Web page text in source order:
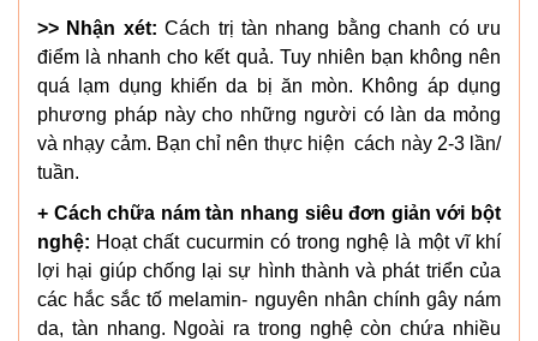
>> Nhận xét: Cách trị tàn nhang bằng chanh có ưu
điểm là nhanh cho kết quả. Tuy nhiên bạn không nên
quá lạm dụng khiến da bị ăn mòn. Không áp dụng
phương pháp này cho những người có làn da mỏng
và nhạy cảm. Bạn chỉ nên thực hiện cách này 2-3 lần/
tuần.
+ Cách chữa nám tàn nhang siêu đơn giản với bột
nghệ: Hoạt chất cucurmin có trong nghệ là một vĩ khí
lợi hại giúp chống lại sự hình thành và phát triển của
các hắc sắc tố melamin- nguyên nhân chính gây nám
da, tàn nhang. Ngoài ra trong nghệ còn chứa nhiều